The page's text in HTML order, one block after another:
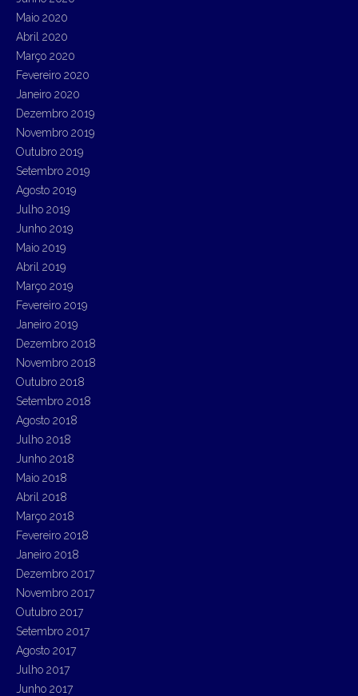
Maio 2020
Abril 2020
Março 2020
Fevereiro 2020
Janeiro 2020
Dezembro 2019
Novembro 2019
Outubro 2019
Setembro 2019
Agosto 2019
Julho 2019
Junho 2019
Maio 2019
Abril 2019
Março 2019
Fevereiro 2019
Janeiro 2019
Dezembro 2018
Novembro 2018
Outubro 2018
Setembro 2018
Agosto 2018
Julho 2018
Junho 2018
Maio 2018
Abril 2018
Março 2018
Fevereiro 2018
Janeiro 2018
Dezembro 2017
Novembro 2017
Outubro 2017
Setembro 2017
Agosto 2017
Julho 2017
Junho 2017